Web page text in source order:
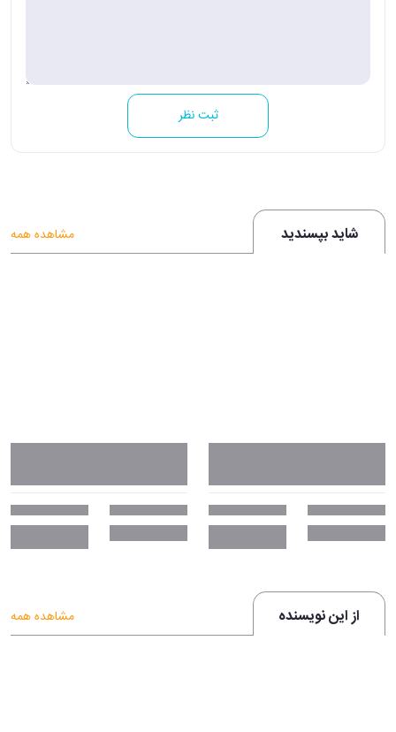
ثبت نظر
شاید بپسندید مشاهده همه
از این نویسنده مشاهده همه